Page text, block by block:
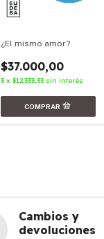
¿El mismo amor?
$37.000,00
3 x $12.333,33 sin interés
Cambios y
devoluciones